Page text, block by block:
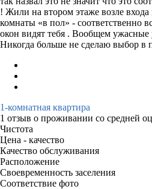
! Жили на втором этаже возле входа
комнаты «в пол» - соответственно
окон видят тебя . Вообщем ужасные
Никогда больше не сделаю выбор в
1-комнатная квартира
1 отзыв о проживании со средней
Чистота
Цена - качество
Качество обслуживания
Расположение
Своевременность заселения
Соответствие фото